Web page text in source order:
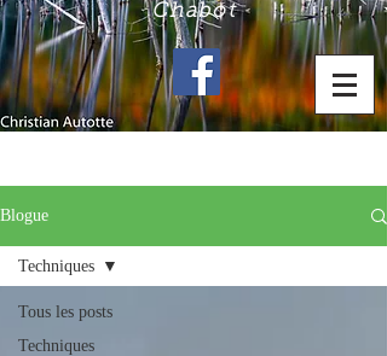
Chabot
Blogue
Tous les posts
Techniques
Techniques